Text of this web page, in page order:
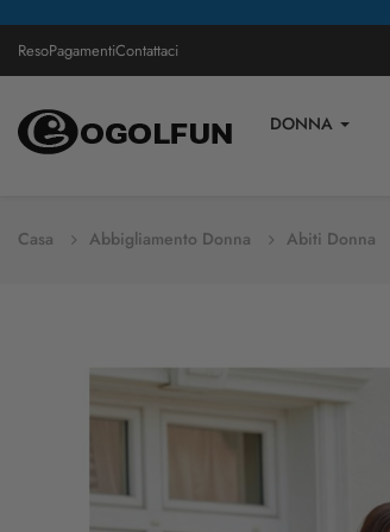
ResoPagamentiContattaci
DONNA
Casa Abbigliamento Donna Abiti Donna